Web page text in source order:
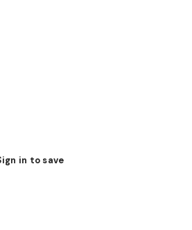
in to save